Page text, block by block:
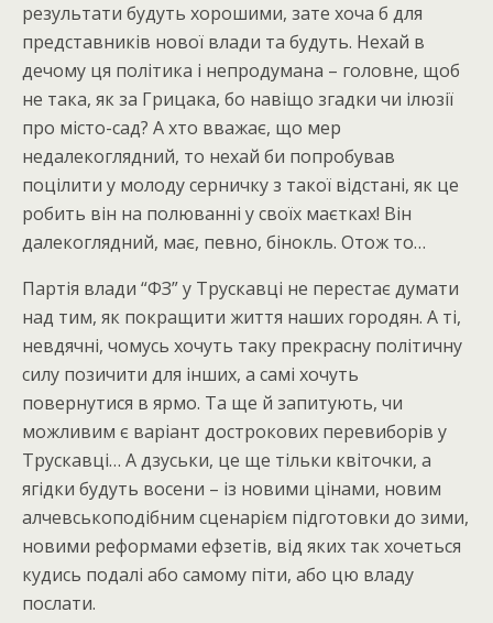
результати будуть хорошими, зате хоча б для
представників нової влади та будуть. Нехай в
дечому ця політика і непродумана – головне, щоб
не така, як за Грицака, бо навіщо згадки чи ілюзії
про місто-сад? А хто вважає, що мер
недалекоглядний, то нехай би попробував
поцілити у молоду серничку з такої відстані, як це
робить він на полюванні у своїх маєтках! Він
далекоглядний, має, певно, бінокль. Отож то…
Партія влади “ФЗ” у Трускавці не перестає думати
над тим, як покращити життя наших городян. А ті,
невдячні, чомусь хочуть таку прекрасну політичну
силу позичити для інших, а самі хочуть
повернутися в ярмо. Та ще й запитують, чи
можливим є варіант дострокових перевиборів у
Трускавці… А дзуськи, це ще тільки квіточки, а
ягідки будуть восени – із новими цінами, новим
алчевськоподібним сценарієм підготовки до зими,
новими реформами ефзетів, від яких так хочеться
кудись подалі або самому піти, або цю владу
послати.